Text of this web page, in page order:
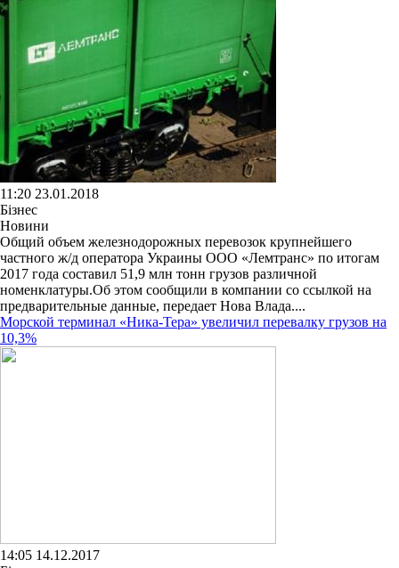
11:20 23.01.2018
Бізнес
Новини
Общий объем железнодорожных перевозок крупнейшего
частного ж/д оператора Украины ООО «Лемтранс» по итогам
2017 года составил 51,9 млн тонн грузов различной
номенклатуры.Об этом сообщили в компании со ссылкой на
предварительные данные, передает Нова Влада....
Морской терминал «Ника-Тера» увеличил перевалку грузов на
10,3%
14:05 14.12.2017